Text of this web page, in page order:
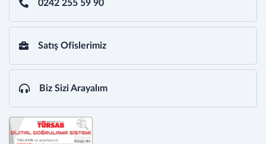
0242 255 59 90
Satış Ofislerimiz
Biz Sizi Arayalım